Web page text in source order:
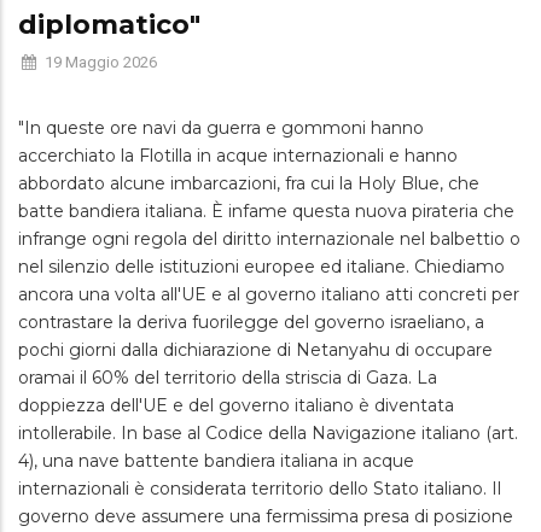
diplomatico"
19 Maggio 2026
"In queste ore navi da guerra e gommoni hanno
accerchiato la Flotilla in acque internazionali e hanno
abbordato alcune imbarcazioni, fra cui la Holy Blue, che
batte bandiera italiana. È infame questa nuova pirateria che
infrange ogni regola del diritto internazionale nel balbettio o
nel silenzio delle istituzioni europee ed italiane. Chiediamo
ancora una volta all'UE e al governo italiano atti concreti per
contrastare la deriva fuorilegge del governo israeliano, a
pochi giorni dalla dichiarazione di Netanyahu di occupare
oramai il 60% del territorio della striscia di Gaza. La
doppiezza dell'UE e del governo italiano è diventata
intollerabile. In base al Codice della Navigazione italiano (art.
4), una nave battente bandiera italiana in acque
internazionali è considerata territorio dello Stato italiano. Il
governo deve assumere una fermissima presa di posizione